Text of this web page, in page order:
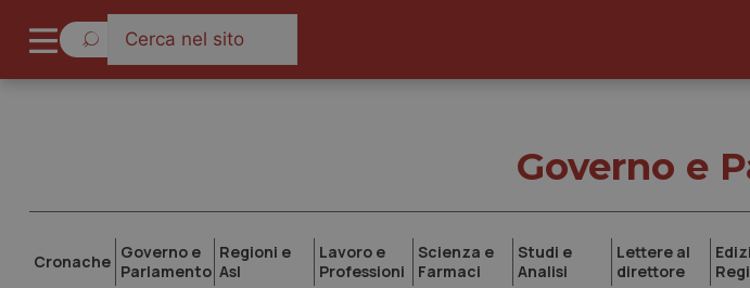
Governo e
Cronache Governo e
Parlamento
Regioni e
Asl
Lavoro e
Professioni
Scienza e
Farmaci
Studi e
Analisi
Lettere al
direttore